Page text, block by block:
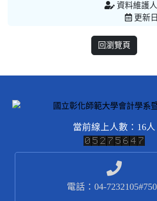
資料維護
更新
回瀏覽頁
當前線上人數：16人
電話：04-